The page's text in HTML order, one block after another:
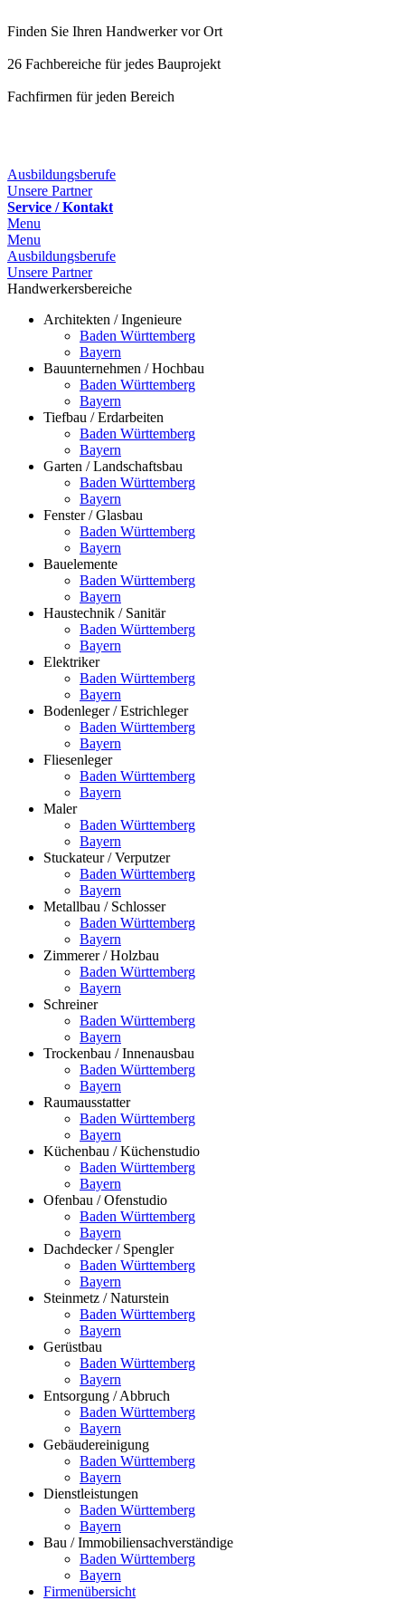
Finden Sie Ihren Handwerker vor Ort
26 Fachbereiche für jedes Bauprojekt
Fachfirmen für jeden Bereich
Ausbildungsberufe
Unsere Partner
Service / Kontakt
Menu
Menu
Ausbildungsberufe
Unsere Partner
Handwerkersbereiche
Architekten / Ingenieure
Baden Württemberg
Bayern
Bauunternehmen / Hochbau
Baden Württemberg
Bayern
Tiefbau / Erdarbeiten
Baden Württemberg
Bayern
Garten / Landschaftsbau
Baden Württemberg
Bayern
Fenster / Glasbau
Baden Württemberg
Bayern
Bauelemente
Baden Württemberg
Bayern
Haustechnik / Sanitär
Baden Württemberg
Bayern
Elektriker
Baden Württemberg
Bayern
Bodenleger / Estrichleger
Baden Württemberg
Bayern
Fliesenleger
Baden Württemberg
Bayern
Maler
Baden Württemberg
Bayern
Stuckateur / Verputzer
Baden Württemberg
Bayern
Metallbau / Schlosser
Baden Württemberg
Bayern
Zimmerer / Holzbau
Baden Württemberg
Bayern
Schreiner
Baden Württemberg
Bayern
Trockenbau / Innenausbau
Baden Württemberg
Bayern
Raumausstatter
Baden Württemberg
Bayern
Küchenbau / Küchenstudio
Baden Württemberg
Bayern
Ofenbau / Ofenstudio
Baden Württemberg
Bayern
Dachdecker / Spengler
Baden Württemberg
Bayern
Steinmetz / Naturstein
Baden Württemberg
Bayern
Gerüstbau
Baden Württemberg
Bayern
Entsorgung / Abbruch
Baden Württemberg
Bayern
Gebäudereinigung
Baden Württemberg
Bayern
Dienstleistungen
Baden Württemberg
Bayern
Bau / Immobiliensachverständige
Baden Württemberg
Bayern
Firmenübersicht